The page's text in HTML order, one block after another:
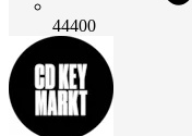
44400